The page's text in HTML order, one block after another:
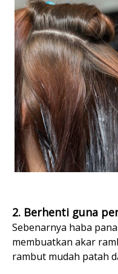
2. Berhenti guna
Sebenarnya haba
membuatkan akar
rambut mudah patah